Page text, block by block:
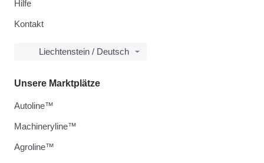
Hilfe
Kontakt
Liechtenstein / Deutsch
Unsere Marktplätze
Autoline™
Machineryline™
Agroline™